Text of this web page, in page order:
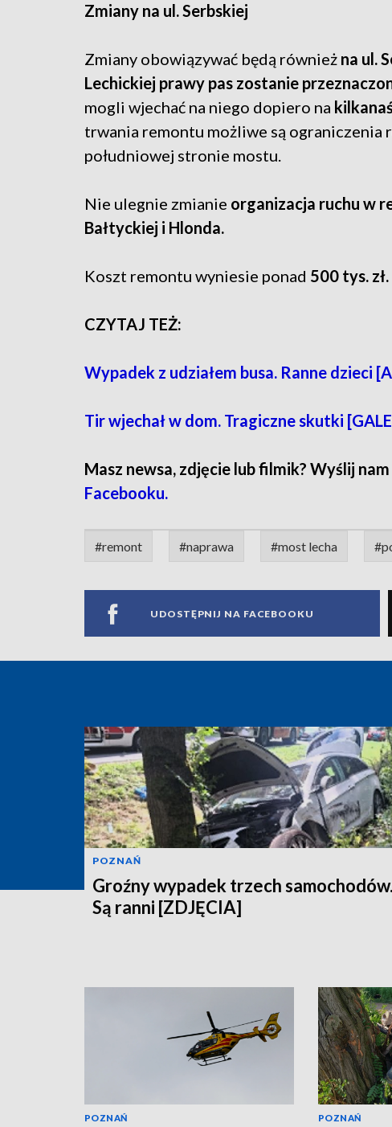
Zmiany na ul. Serbskiej
Zmiany obowiązywać będą również na ul.
Lechickiej prawy pas zostanie
mogli wjechać na niego dopiero na
trwania remontu możliwe są ograniczenia
południowej stronie mostu.
Nie ulegnie zmianie organizacja ruchu w
Bałtyckiej i Hlonda.
Koszt remontu wyniesie ponad 500 tys. zł.
CZYTAJ TEŻ:
Wypadek z udziałem busa. Ranne dzieci
Tir wjechał w dom. Tragiczne skutki
Masz newsa, zdjęcie lub filmik? Wyślij
Facebooku.
#remont #naprawa #most lecha
UDOSTĘPNIJ NA FACEBOOKU
POZNAŃ
Groźny wypadek trzech samochodów.
Są ranni [ZDJĘCIA]
POZNAŃ POZNAŃ